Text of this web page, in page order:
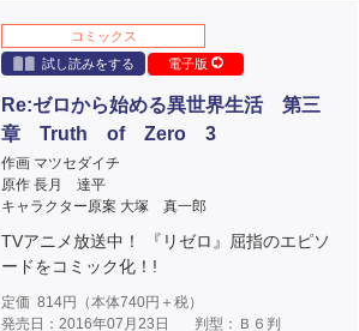
コミックス
試し読みをする
電子版
Re:ゼロから始める異世界生活 第三
章 Truth of Zero 3
作画 マツセダイチ
原作 長月 達平
キャラクター原案 大塚 真一郎
TVアニメ放送中！ 『リゼロ』屈指のエピソ
ードをコミック化！!
定価 814円（本体740円＋税）
発売日：2016年07月23日
判型：Ｂ６判